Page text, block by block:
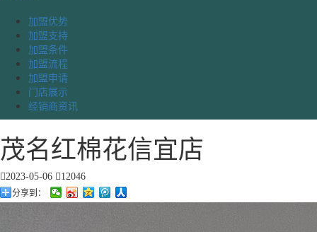
加盟优势
加盟支持
加盟条件
加盟流程
加盟申请
门店展示
经销商资讯
茂名红棉花信宜店
2023-05-06 12046
分享到：